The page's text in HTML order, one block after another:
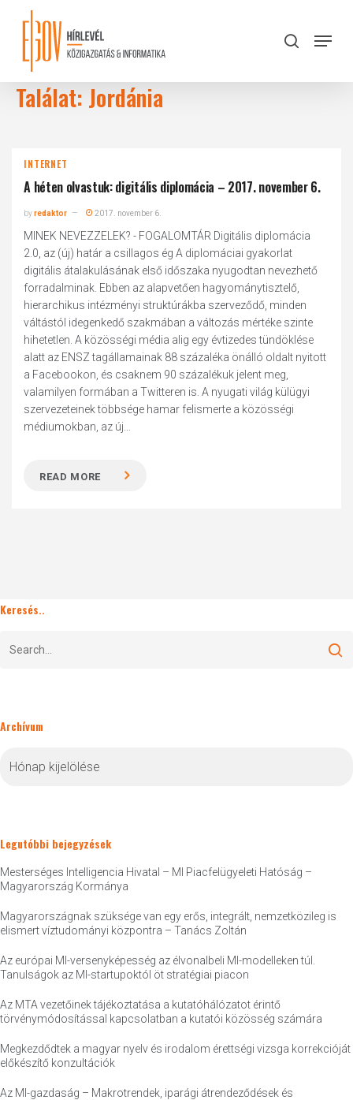
content
search
Menu
Találat: Jordánia
INTERNET
A héten olvastuk: digitális diplomácia – 2017. november 6.
byredaktor 2017. november 6.
MINEK NEVEZZELEK? - FOGALOMTÁR Digitális diplomácia
2.0, az (új) határ a csillagos ég A diplomáciai gyakorlat
digitális átalakulásának első időszaka nyugodtan nevezhető
forradalminak. Ebben az alapvetően hagyománytisztelő,
hierarchikus intézményi struktúrákba szerveződő, minden
váltástól idegenkedő szakmában a változás mértéke szinte
hihetetlen. A közösségi média alig egy évtizedes tündöklése
alatt az ENSZ tagállamainak 88 százaléka önálló oldalt nyitott
a Facebookon, és csaknem 90 százalékuk jelent meg,
valamilyen formában a Twitteren is. A nyugati világ külügyi
szervezeteinek többsége hamar felismerte a közösségi
médiumokban, az új...
READ MORE
Keresés..
Archívum
Legutóbbi bejegyzések
Mesterséges Intelligencia Hivatal – MI Piacfelügyeleti Hatóság –
Magyarország Kormánya
Magyarországnak szüksége van egy erős, integrált, nemzetközileg is
elismert víztudományi központra – Tanács Zoltán
Az európai MI-versenyképesség az élvonalbeli MI-modelleken túl.
Tanulságok az MI-startupoktól öt stratégiai piacon
Az MTA vezetőinek tájékoztatása a kutatóhálózatot érintő
törvénymódosítással kapcsolatban a kutatói közösség számára
Megkezdődtek a magyar nyelv és irodalom érettségi vizsga korrekcióját
előkészítő konzultációk
Az MI-gazdaság – Makrotrendek, iparági átrendeződések és
Close